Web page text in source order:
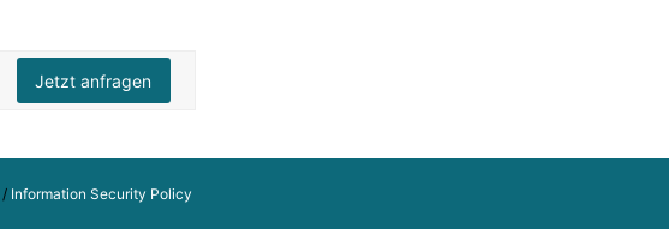
Jetzt anfragen
/ Information Security Policy